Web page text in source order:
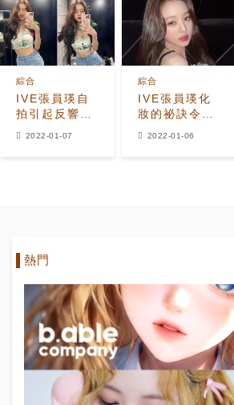
與MV不同的
世界觀
信賴讓人感動
IVE張員瑛自
拍引起反響…”
綜合
2022-01-07
IVE張員瑛化
妝的祕訣令人
綜合
2022-01-06
熱門